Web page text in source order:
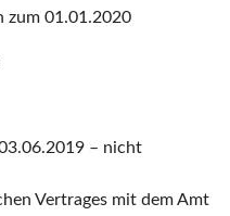
zum 01.01.2020
– nicht
Vertrages mit dem Amt